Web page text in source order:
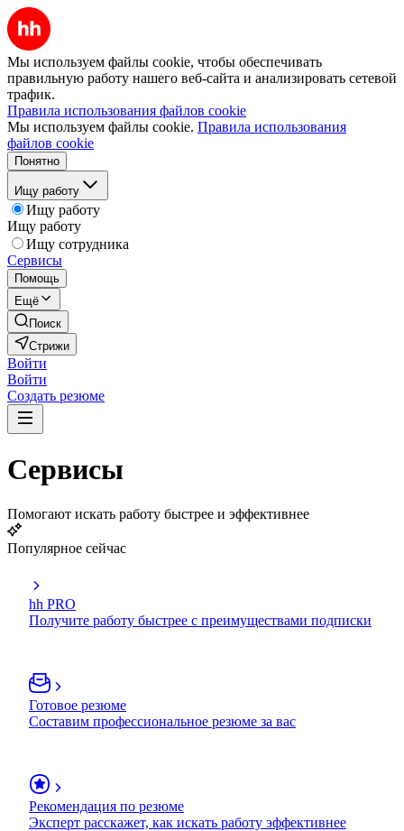
Мы используем файлы cookie, чтобы обеспечивать
правильную работу нашего веб-сайта и анализировать сетевой
трафик.
Правила использования файлов cookie
Мы используем файлы cookie. Правила использования
файлов cookie
Понятно
Ищу работу
Ищу работу
Ищу работу
Ищу сотрудника
Сервисы
Помощь
Ещё
Поиск
Стрижи
Войти
Войти
Создать резюме
Сервисы
Помогают искать работу быстрее и эффективнее
Популярное сейчас
hh PRO
Получите работу быстрее с преимуществами подписки
Готовое резюме
Составим профессиональное резюме за вас
Рекомендация по резюме
Эксперт расскажет, как искать работу эффективнее